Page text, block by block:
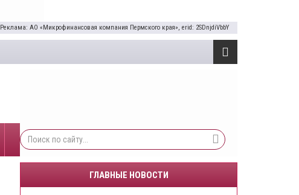
Реклама: АО «Микрофинансовая компания Пермского края», erid: 2SDnjdiVbbY
ГЛАВНЫЕ НОВОСТИ